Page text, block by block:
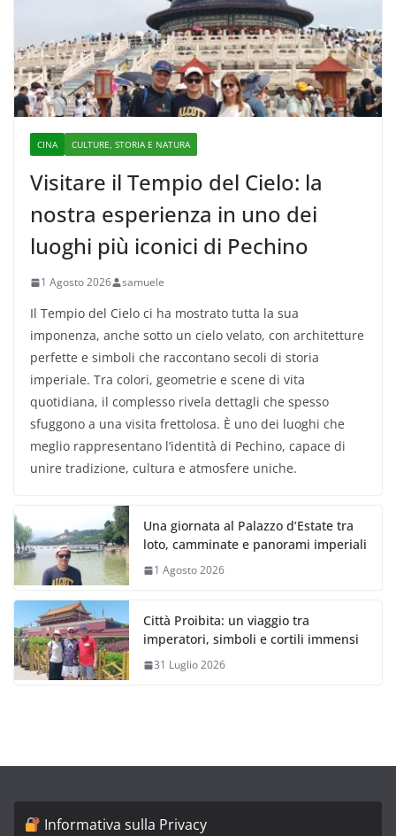
CINA CULTURE, STORIA E NATURA
Visitare il Tempio del Cielo: la
nostra esperienza in uno dei
luoghi più iconici di Pechino
1 Agosto 2026 samuele
Il Tempio del Cielo ci ha mostrato tutta la sua
imponenza, anche sotto un cielo velato, con architetture
perfette e simboli che raccontano secoli di storia
imperiale. Tra colori, geometrie e scene di vita
quotidiana, il complesso rivela dettagli che spesso
sfuggono a una visita frettolosa. È uno dei luoghi che
meglio rappresentano l’identità di Pechino, capace di
unire tradizione, cultura e atmosfere uniche.
Una giornata al Palazzo d’Estate tra
loto, camminate e panorami imperiali
1 Agosto 2026
Città Proibita: un viaggio tra
imperatori, simboli e cortili immensi
31 Luglio 2026
Informativa sulla Privacy